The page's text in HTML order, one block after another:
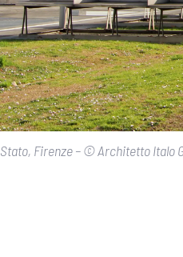
Firenze – © Architetto Italo